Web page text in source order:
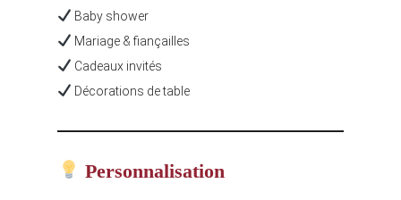
Baby shower
Mariage & fiançailles
Cadeaux invités
Décorations de table
Personnalisation